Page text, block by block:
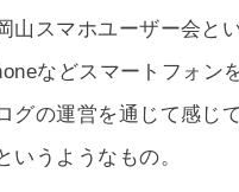
山スマホユーザー会と
などスマートフォン
グの運営を通じて感じ
いうようなもの。